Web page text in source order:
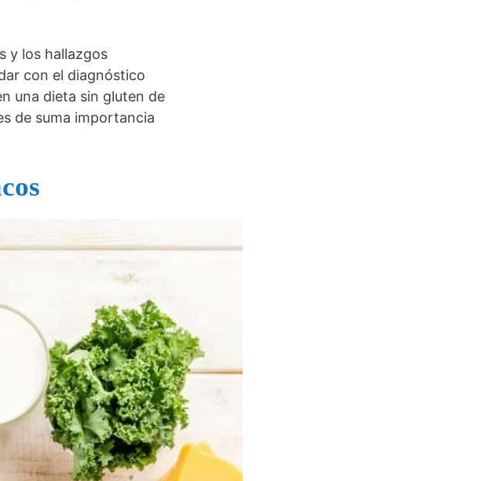
y los hallazgos
con el diagnóstico
una dieta sin gluten de
de suma importancia